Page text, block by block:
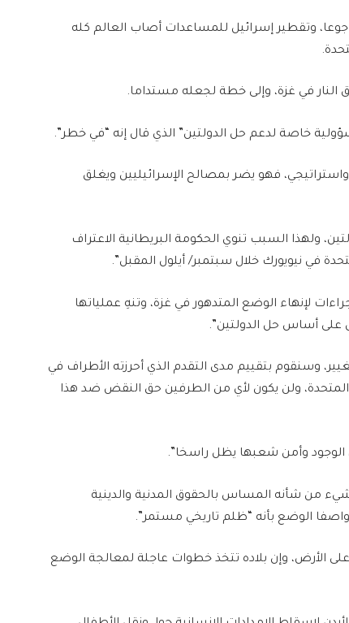
جوعا، وتقطير إسرائيل للمساعدات أصاب العالم كله
النار في غزة، وإلى خطة لجعله مستداما.
خاصة لدعم حل الدولتين” الذي قال إنه “في خطر”.
فهو يضر بمصالح الإسرائيليين ويغلق
ولهذا السبب تنوي الحكومة البريطانية الاعتراف
في نيويورك خلال سبتمبر/ أيلول المقبل”.
لإنهاء الوضع المتدهور في غزة، وتنهِ عملياتها
على أساس حل الدولتين”.
وسنقوم بتقييم مدى التقدم الذي أحرزته الأطراف في
ولن يكون لأي من الطرفين حق النقض ضد هذا
الوجود وأمن شعبها يظل راسخا”.
من شأنه المساس بالحقوق المدنية والدينية
الوضع بأنه “ظلم تاريخي مستمر”.
الأرض، وإن بلاده تتخذ خطوات عاجلة لمعالجة الوضع